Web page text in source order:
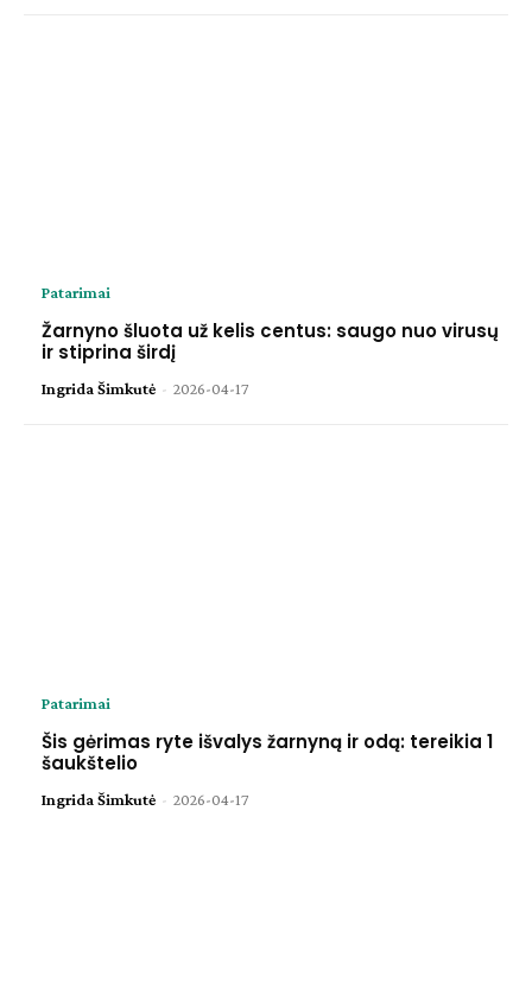
Patarimai
Žarnyno šluota už kelis centus: saugo nuo virusų
ir stiprina širdį
Ingrida Šimkutė - 2026-04-17
Patarimai
Šis gėrimas ryte išvalys žarnyną ir odą: tereikia 1
šaukštelio
Ingrida Šimkutė - 2026-04-17